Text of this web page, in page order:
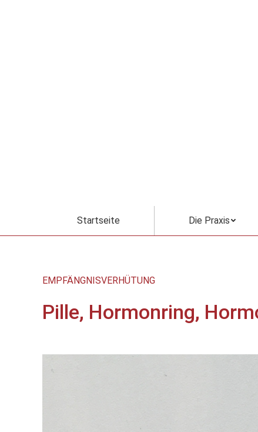
Startseite Die Praxis
EMPFÄNGNISVERHÜTUNG
Pille, Hormonring,